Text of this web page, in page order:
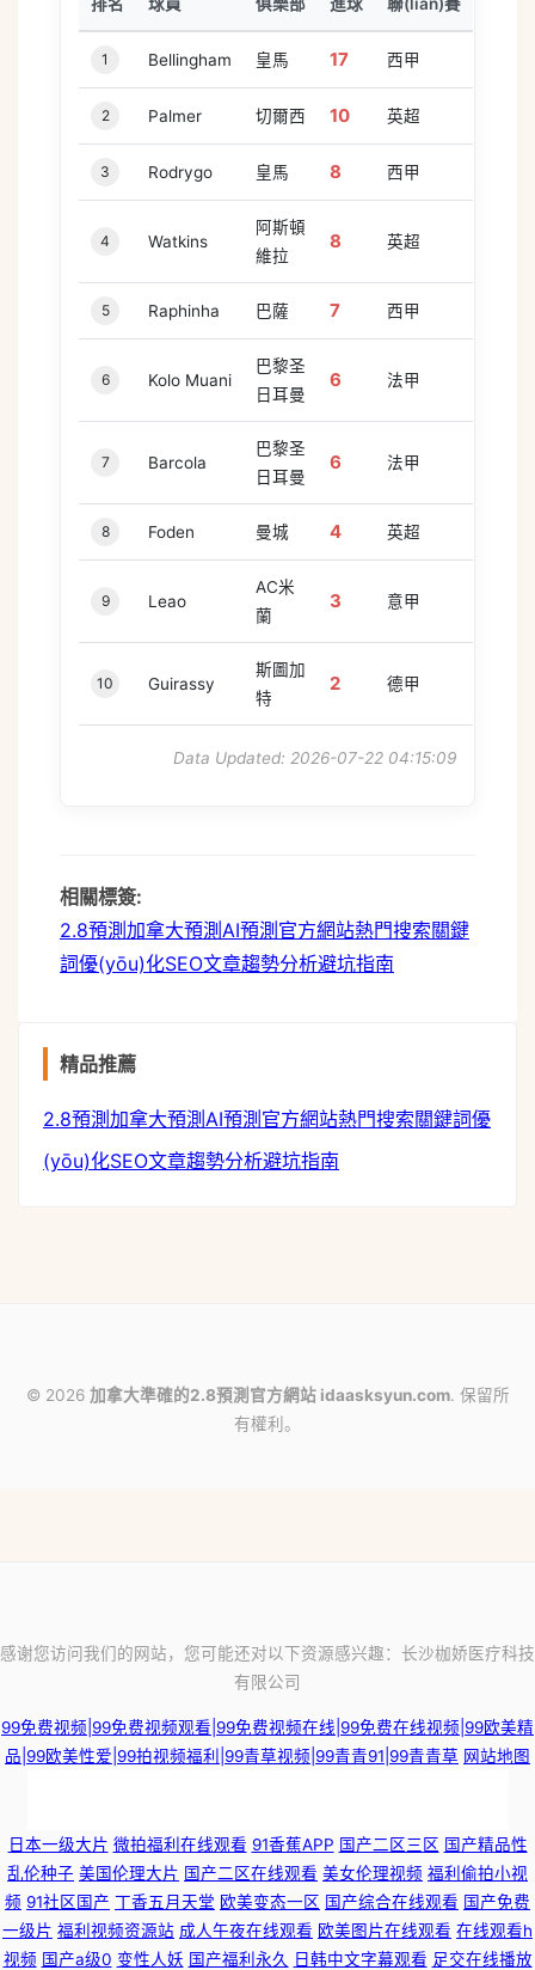
1 Bellingham 皇馬 17 西甲
2 Palmer 切爾西 10 英超
3 Rodrygo 皇馬 8 西甲
4 Watkins
阿斯頓
維拉
8 英超
5 Raphinha 巴薩 7 西甲
6 Kolo Muani
巴黎圣
日耳曼
6 法甲
7 Barcola
巴黎圣
日耳曼
6 法甲
8 Foden 曼城 4 英超
9 Leao
AC米
蘭
3 意甲
10 Guirassy
斯圖加
特
2 德甲
Data Updated: 2026-07-22 04:15:09
相關標簽:
pixel
2.8預測 加拿大預測 AI預測 官方網站熱門搜索關鍵
詞優(yōu)化SEO文章趨勢分析避坑指南
精品推薦
2.8預測 加拿大預測 AI預測 官方網站熱門搜索關鍵詞優
(yōu)化SEO文章趨勢分析避坑指南
© 2026 加拿大準確的2.8預測官方網站 idaasksyun.com. 保留所
有權利。
感谢您访问我们的网站，您可能还对以下资源感兴趣：长沙枷娇医疗科技
有限公司
99免费视频|99免费视频观看|99免费视频在线|99免费在线视频|99欧美精
品|99欧美性爱|99拍视频福利|99青草视频|99青青91|99青青草 网站地图
91poy九色视频 欧美精品系列 豆奶导航东京热 探花视频网址 69av福利在线
导航 午夜国产诱惑 91孕妇视频 久草福利视频 综合色站导航 国产婷婷视频39
页 影音先锋qj图区 成人网站做爱在线免费 微拍福利99 99东京热99 伦理剧一
日本一级大片 微拍福利在线观看 91香蕉APP 国产二区三区 国产精品性
乱伦种子 美国伦理大片 国产二区在线观看 美女伦理视频 福利偷拍小视
频 91社区国产 丁香五月天堂 欧美变态一区 国产综合在线观看 国产免费
一级片 福利视频资源站 成人午夜在线观看 欧美图片在线观看 在线观看h
视频 国产a级0 变性人妖 国产福利永久 日韩中文字幕观看 足交在线播放